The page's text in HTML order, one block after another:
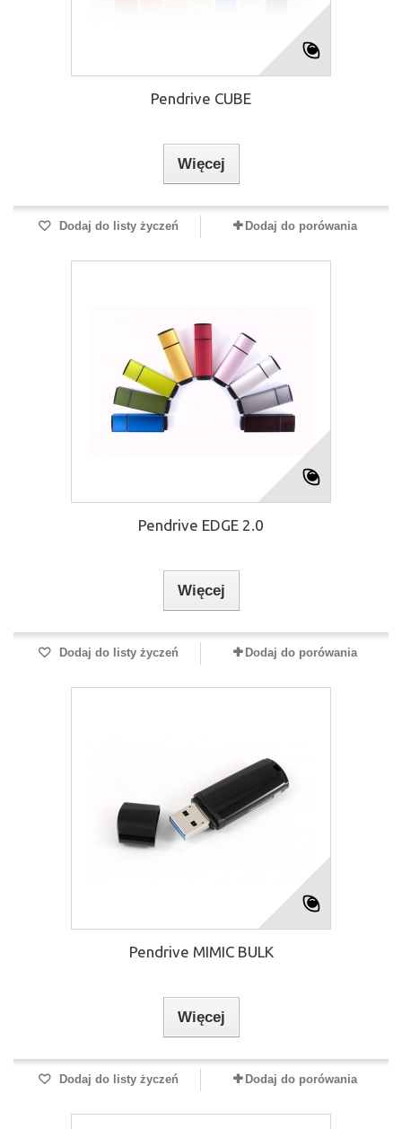
Pendrive CUBE
Więcej
Dodaj do listy życzeń Dodaj do porówania
Pendrive EDGE 2.0
Więcej
Dodaj do listy życzeń Dodaj do porówania
Pendrive MIMIC BULK
Więcej
Dodaj do listy życzeń Dodaj do porówania